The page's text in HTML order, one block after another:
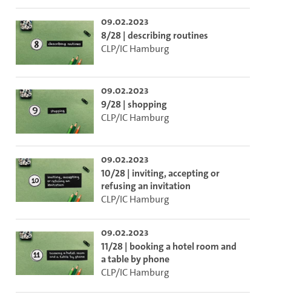
die aktuelle Zeit auszuwählen.
dieser Link auf den Ausschnitt des Videos.
dem Lecture2Go-Videoplayer einzubetten.
09.02.2023
8/28 | describing routines
CLP/IC Hamburg
09.02.2023
9/28 | shopping
CLP/IC Hamburg
09.02.2023
10/28 | inviting, accepting or
refusing an invitation
CLP/IC Hamburg
09.02.2023
11/28 | booking a hotel room and
a table by phone
CLP/IC Hamburg